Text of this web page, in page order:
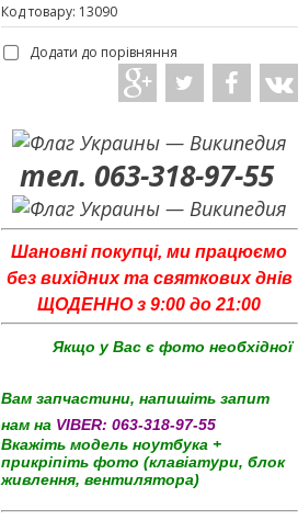
Код товару: 13090
Додати до порівняння
тел. 063-318-97-55
Шановні покупці, ми працюємо
без вихідних та святкових днів
ЩОДЕННО з 9:00 до 21:00
Якщо у Вас є фото необхідної
Вам запчастини, напишіть запит
нам на VIBER: 063-318-97-55
Вкажіть модель ноутбука +
прикріпіть фото (клавіатури, блок
живлення, вентилятора)